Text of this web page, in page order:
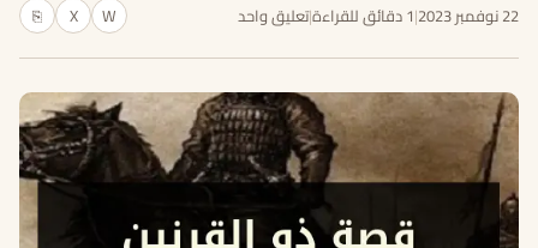
22 نوفمبر 2023 |1 دقائق للقراءة |تعليق واحد W
X
⎘